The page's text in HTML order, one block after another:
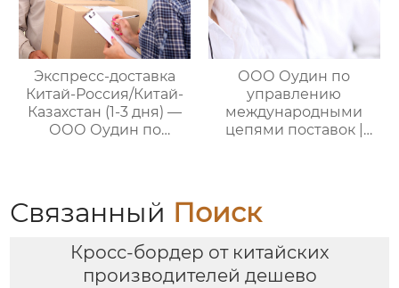
Экспресс-доставка
Китай-Россия/Китай-
Казахстан (1-3 дня) —
ООО Оудин по
ООО Оудин по
управлению
международными
цепями поставок |
закупок Китай-Россия
Связанный Поиск
Кросс-бордер от китайских
производителей дешево